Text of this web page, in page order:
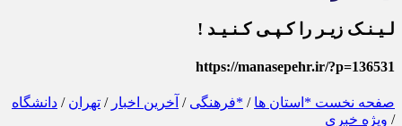
لـیـنـک زیـر را کـپـی کـنـیـد !
https://manasepehr.ir/?p=136531
صفحه نخست *استان ها / *فرهنگی / آخرین اخبار / تهران / دانشگاه
/ ویژه خبری